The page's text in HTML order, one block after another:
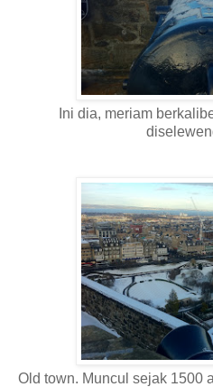
Ini dia, meriam
Old town. Muncul sejak 1500